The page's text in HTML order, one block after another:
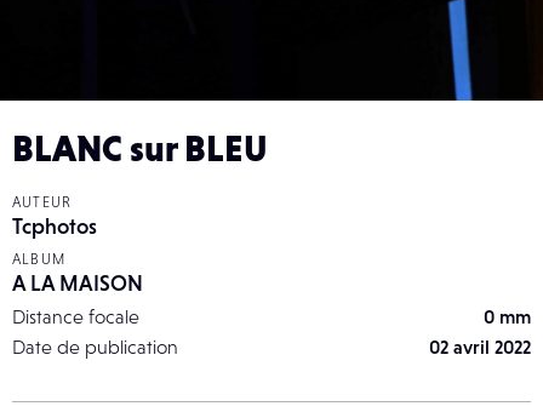
BLANC sur BLEU
AUTEUR
Tcphotos
ALBUM
A LA MAISON
Distance focale
0 mm
Date de publication
02 avril 2022